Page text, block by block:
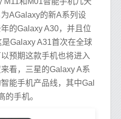
AGalaxy的新A系列设
的Galaxy A30，并且位
Galaxy A31首次在全球
预期这款手机也将进入
看，三星的Galaxy A系
能手机产品线，其中Gal
的手机。